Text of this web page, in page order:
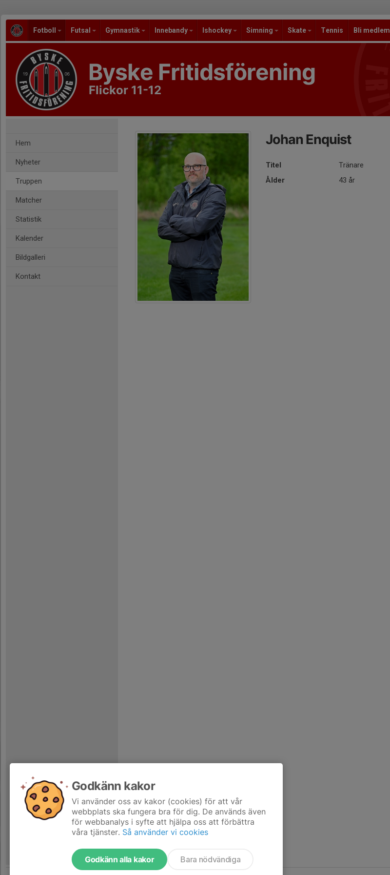
Fotboll Futsal Gymnastik Innebandy Ishockey Simning Skate Tennis Bli medlem
Byske Fritidsförening
Flickor 11-12
Hem
Nyheter
Truppen
Matcher
Statistik
Kalender
Bildgalleri
Kontakt
Johan Enquist
Titel
Tränare
Ålder
43 år
Godkänn kakor
Vi använder oss av kakor (cookies) för att vår
webbplats ska fungera bra för dig. De används även
för webbanalys i syfte att hjälpa oss att förbättra
våra tjänster. Så använder vi cookies
Godkänn alla kakor Bara nödvändiga